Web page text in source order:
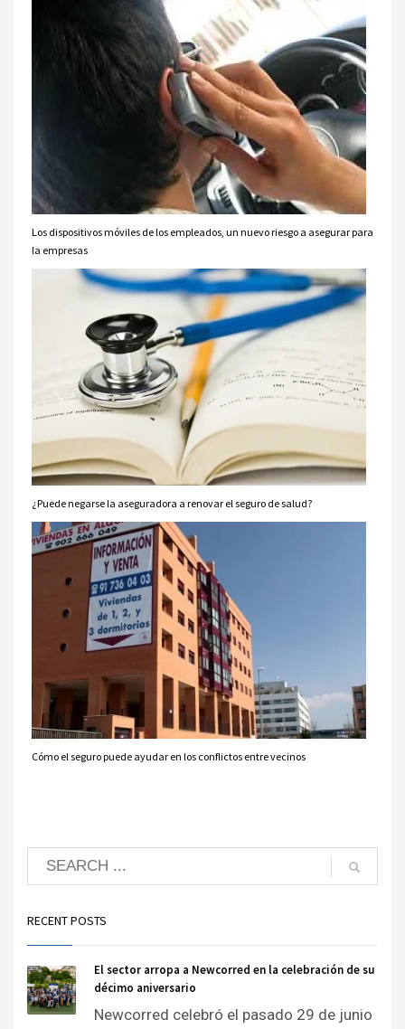
Los dispositivos móviles de los empleados, un nuevo riesgo a asegurar para
la empresas
¿Puede negarse la aseguradora a renovar el seguro de salud?
Cómo el seguro puede ayudar en los conflictos entre vecinos
RECENT POSTS
El sector arropa a Newcorred en la celebración de su
décimo aniversario
Newcorred celebró el pasado 29 de junio